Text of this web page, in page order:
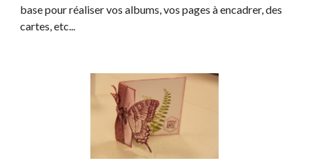
base pour réaliser vos albums, vos pages à encadrer, des
cartes, etc...